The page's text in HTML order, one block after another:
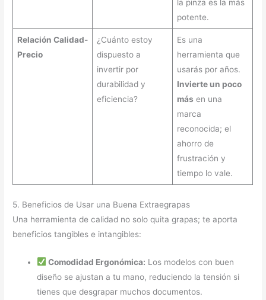
la pinza es la más
potente.
Relación Calidad-
Precio
¿Cuánto estoy
dispuesto a
invertir por
durabilidad y
eficiencia?
Es una
herramienta que
usarás por años.
Invierte un poco
más en una
marca
reconocida; el
ahorro de
frustración y
tiempo lo vale.
5. Beneficios de Usar una Buena Extraegrapas
Una herramienta de calidad no solo quita grapas; te aporta
beneficios tangibles e intangibles:
Comodidad Ergonómica: Los modelos con buen
diseño se ajustan a tu mano, reduciendo la tensión si
tienes que desgrapar muchos documentos.